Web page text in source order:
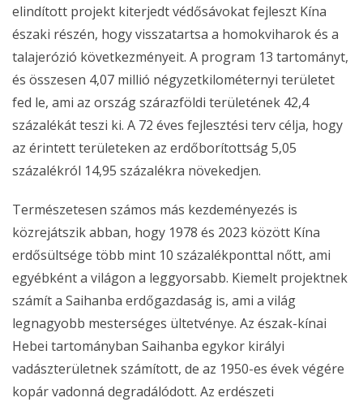
elindított projekt kiterjedt védősávokat fejleszt Kína
északi részén, hogy visszatartsa a homokviharok és a
talajerózió következményeit. A program 13 tartományt,
és összesen 4,07 millió négyzetkilométernyi területet
fed le, ami az ország szárazföldi területének 42,4
százalékát teszi ki. A 72 éves fejlesztési terv célja, hogy
az érintett területeken az erdőborítottság 5,05
százalékról 14,95 százalékra növekedjen.
Természetesen számos más kezdeményezés is
közrejátszik abban, hogy 1978 és 2023 között Kína
erdősültsége több mint 10 százalékponttal nőtt, ami
egyébként a világon a leggyorsabb. Kiemelt projektnek
számít a Saihanba erdőgazdaság is, ami a világ
legnagyobb mesterséges ültetvénye. Az észak-kínai
Hebei tartományban Saihanba egykor királyi
vadászterületnek számított, de az 1950-es évek végére
kopár vadonná degradálódott. Az erdészeti